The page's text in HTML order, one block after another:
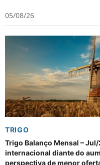
05/08/26
TRIGO
Trigo Balanço Mensal –
internacional diante do
perspectiva de menor